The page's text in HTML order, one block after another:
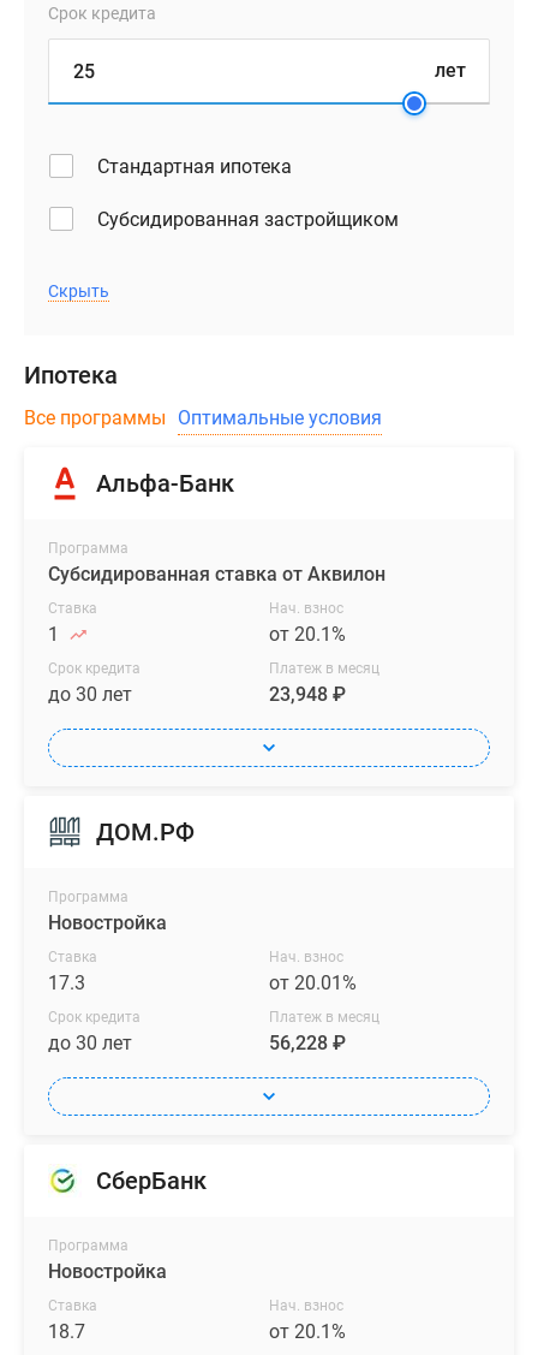
Срок кредита
лет
Стандартная ипотека
Субсидированная застройщиком
Скрыть
Ипотека
Все программы Оптимальные условия
Альфа-Банк
Программа
Субсидированная ставка от Аквилон
Ставка
1
Нач. взнос
от 20.1%
Срок кредита
до 30 лет
Платеж в месяц
23,948 ₽
ДОМ.РФ
Программа
Новостройка
Ставка
17.3
Нач. взнос
от 20.01%
Срок кредита
до 30 лет
Платеж в месяц
56,228 ₽
СберБанк
Программа
Новостройка
Ставка
18.7
Нач. взнос
от 20.1%